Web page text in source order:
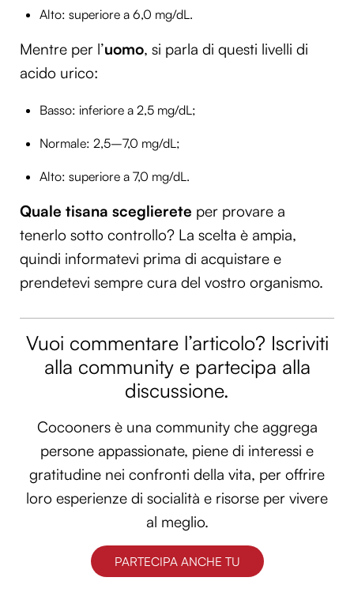
Utilizziamo i cookie per personalizzare contenuti ed
analizzare il nostro traffico. Condividiamo inoltre
informazioni sul modo in cui utilizzi il nostro sito con i
pubblicità e social media, i quali potrebbero combinarle
raccolto dal tuo utilizzo dei loro servizi.
Alto: superiore a 6,0 mg/dL.
Mentre per l’uomo, si parla di questi livelli di
acido urico:
Basso: inferiore a 2,5 mg/dL;
Normale: 2,5–7,0 mg/dL;
Alto: superiore a 7,0 mg/dL.
Quale tisana sceglierete per provare a
tenerlo sotto controllo? La scelta è ampia,
quindi informatevi prima di acquistare e
prendetevi sempre cura del vostro organismo.
Vuoi commentare l’articolo? Iscriviti
alla community e partecipa alla
discussione.
Cocooners è una community che aggrega
persone appassionate, piene di interessi e
gratitudine nei confronti della vita, per offrire
loro esperienze di socialità e risorse per vivere
al meglio.
PARTECIPA ANCHE TU